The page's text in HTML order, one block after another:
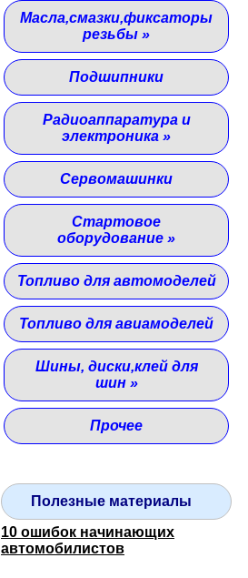
Масла,смазки,фиксаторы
резьбы »
Подшипники
Радиоаппаратура и
электроника »
Сервомашинки
Стартовое
оборудование »
Топливо для автомоделей
Топливо для авиамоделей
Шины, диски,клей для
шин»
Прочее
Полезные материалы
10 ошибок начинающих
автомобилистов